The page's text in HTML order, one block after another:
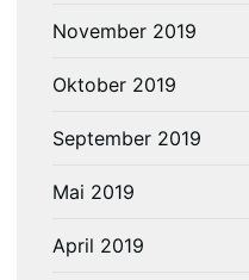
November 2019
Oktober 2019
September 2019
Mai 2019
April 2019